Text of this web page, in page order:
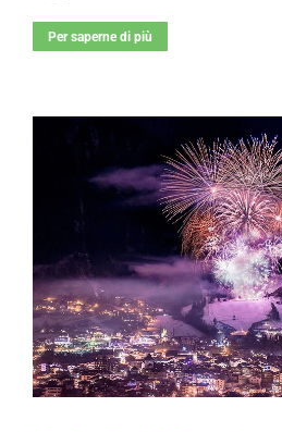
Per saperne di più